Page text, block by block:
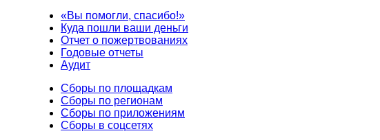
«Вы помогли, спасибо!»
Куда пошли ваши деньги
Отчет о пожертвованиях
Годовые отчеты
Аудит
Сборы по площадкам
Сборы по регионам
Сборы по приложениям
Сборы в соцсетях